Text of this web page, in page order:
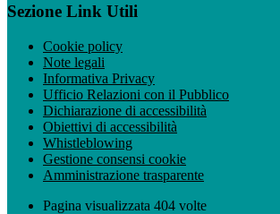
Sezione Link Utili
Cookie policy
Note legali
Informativa Privacy
Ufficio Relazioni con il Pubblico
Dichiarazione di accessibilità
Obiettivi di accessibilità
Whistleblowing
Gestione consensi cookie
Amministrazione trasparente
Pagina visualizzata 404 volte